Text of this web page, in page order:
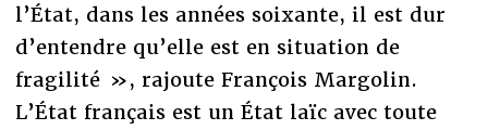
l’État, dans les années soixante, il est dur
d’entendre qu’elle est en situation de
fragilité », rajoute François Margolin.
L’État français est un État laïc avec toute